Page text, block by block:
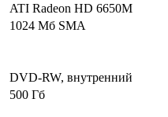
ATI Radeon HD 6650M
1024 Мб SMA
DVD-RW, внутренний
500 Гб